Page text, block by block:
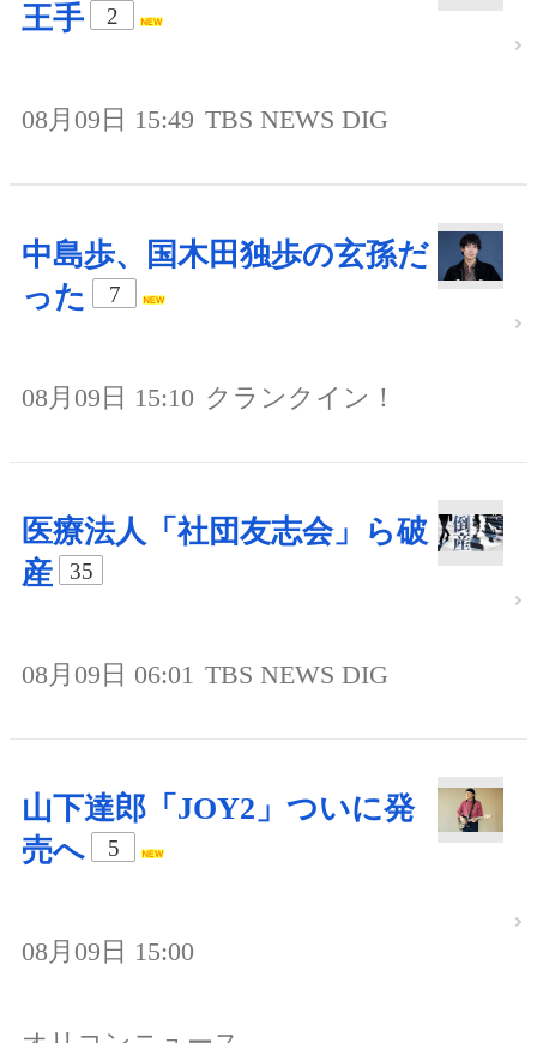
王手
2
08月09日 15:49 TBS NEWS DIG
中島歩、国木田独歩の玄孫だ
った
7
08月09日 15:10 クランクイン！
医療法人「社団友志会」ら破
産
35
08月09日 06:01 TBS NEWS DIG
山下達郎「JOY2」ついに発
売へ
5
08月09日 15:00